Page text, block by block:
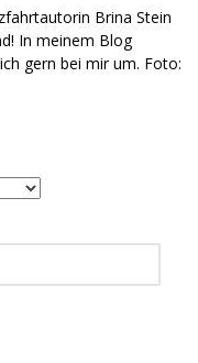
Brina Stein
In meinem Blog
gern bei mir um. Foto: